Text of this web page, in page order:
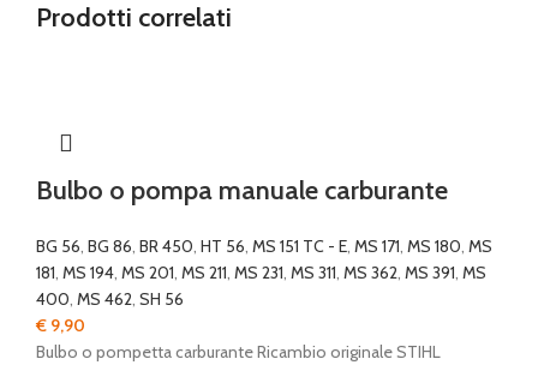
Prodotti correlati
Bulbo o pompa manuale carburante
BG 56, BG 86, BR 450, HT 56, MS 151 TC - E, MS 171, MS 180, MS
181, MS 194, MS 201, MS 211, MS 231, MS 311, MS 362, MS 391, MS
400, MS 462, SH 56
€ 9,90
Bulbo o pompetta carburante Ricambio originale STIHL